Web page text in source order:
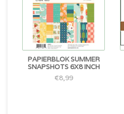
PAPIERBLOK SUMMER
SNAPSHOTS 6X8 INCH
€8,99